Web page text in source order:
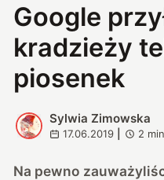
Google
kradzieży
piosenek
S
Sylwia Zimowska
17.06.2019 2 min
Na pewno